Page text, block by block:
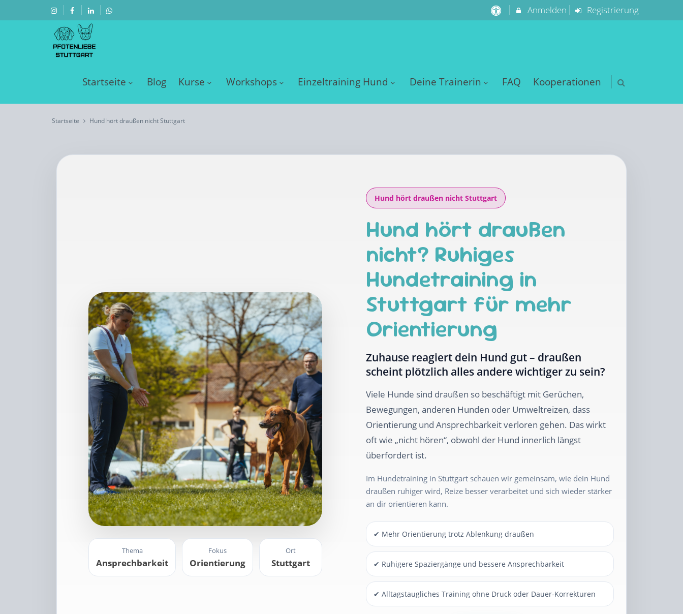
Anmelden Registrierung
Startseite Blog Kurse Workshops Einzeltraining Hund Deine Trainerin FAQ Kooperationen
Startseite Hund hört draußen nicht Stuttgart
Thema
Ansprechbarkeit
Fokus
Orientierung
Ort
Stuttgart
Hund hört draußen nicht Stuttgart
Hund hört draußen
nicht? Ruhiges
Hundetraining in
Stuttgart für mehr
Orientierung
Zuhause reagiert dein Hund gut – draußen
scheint plötzlich alles andere wichtiger zu sein?
Viele Hunde sind draußen so beschäftigt mit Gerüchen,
Bewegungen, anderen Hunden oder Umweltreizen, dass
Orientierung und Ansprechbarkeit verloren gehen. Das wirkt
oft wie „nicht hören“, obwohl der Hund innerlich längst
überfordert ist.
Im Hundetraining in Stuttgart schauen wir gemeinsam, wie dein Hund
draußen ruhiger wird, Reize besser verarbeitet und sich wieder stärker
an dir orientieren kann.
✔ Mehr Orientierung trotz Ablenkung draußen
✔ Ruhigere Spaziergänge und bessere Ansprechbarkeit
✔ Alltagstaugliches Training ohne Druck oder Dauer-Korrekturen